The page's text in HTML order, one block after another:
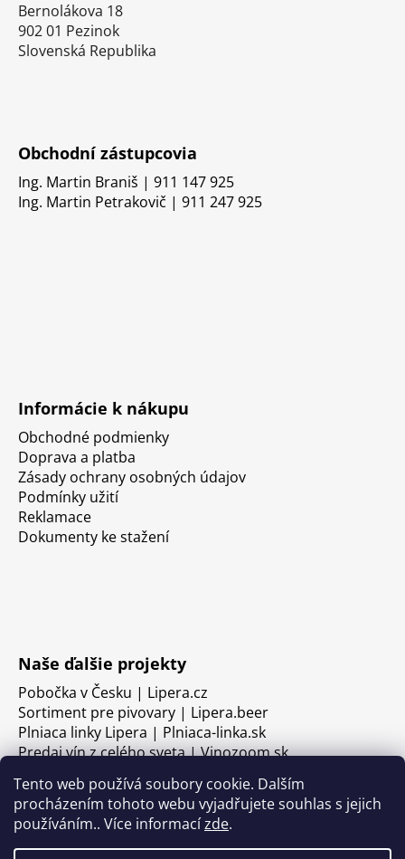
Tento web používá soubory cookie. Dalším
procházením tohoto webu vyjadřujete souhlas s jejich
používáním.. Více informacízde.
Bernolákova 18
902 01 Pezinok
Slovenská Republika
Obchodní zástupcovia
Ing. Martin Braniš | 911 147 925
Ing. Martin Petrakovič | 911 247 925
Informácie k nákupu
Obchodné podmienky
Doprava a platba
Zásady ochrany osobných údajov
Podmínky užití
Reklamace
Dokumenty ke stažení
Naše ďalšie projekty
Pobočka v Česku | Lipera.cz
Sortiment pre pivovary | Lipera.beer
Plniaca linky Lipera | Plniaca-linka.sk
Predaj vín z celého sveta | Vinozoom.sk